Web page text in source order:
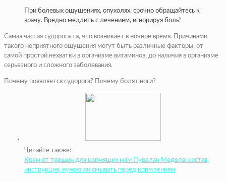
При болевых ощущениях, опухолях, срочно обращайтесь к
врачу. Вредно медлить с лечением, игнорируя боль!
Самая частая судорога та, что возникает в ночное время. Причинами
такого неприятного ощущения могут быть различные факторы, от
самой простой нехватки в организме витаминов, до наличия в организме
серьезного и сложного заболевания.
Почему появляется судорога? Почему болят ноги?
Читайте также:
Крем от трещин для кормящих мам Пурелан Медела: состав,
инструкция, нужно ли смывать перед кормлением